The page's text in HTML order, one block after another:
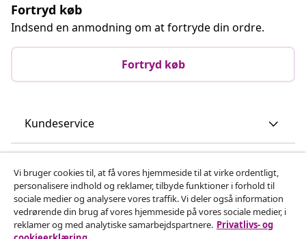
Fortryd køb
Indsend en anmodning om at fortryde din ordre.
Fortryd køb
Kundeservice
vidaXL
Vi bruger cookies til, at få vores hjemmeside til at virke ordentligt,
personalisere indhold og reklamer, tilbyde funktioner i forhold til
sociale medier og analysere vores traffik. Vi deler også information
vedrørende din brug af vores hjemmeside på vores sociale medier, i
reklamer og med analytiske samarbejdspartnere. Privatlivs- og